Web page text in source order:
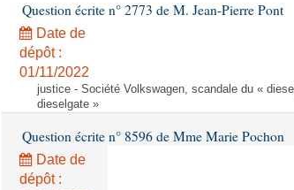
Question écrite n° 2773 de M. Jean-Pierre Pont
Date de
dépôt :
01/11/2022
justice - Société Volkswagen, scandale du «
dieselgate »
Question écrite n° 8596 de Mme Marie Pochon
Date de
dépôt :